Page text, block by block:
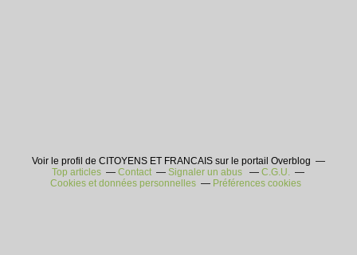
Voir le profil de CITOYENS ET FRANCAIS sur le portail Overblog
Top articles
Contact Signaler un abus
C.G.U.
Cookies et données personnelles
Préférences cookies